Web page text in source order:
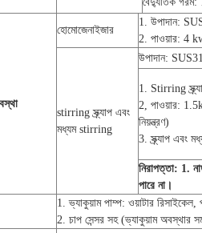
হোমোজেনাইজার
1. উপাদান:
2. পাওয়ার: 4
stirring স্ক্র্যাপ এবং
মধ্যম stirring
উপাদান:
1. Stirring
2, পাওয়ার:
নিয়ন্ত্রণ)
3. স্ক্র্যাপ এবং
নিরাপত্তা: 1.
পারে না।
1. ভ্যাকুয়াম পাম্প: ওয়াটার
2. চাপ সেন্সর সহ (ভ্যাকুয়াম অবস্থার